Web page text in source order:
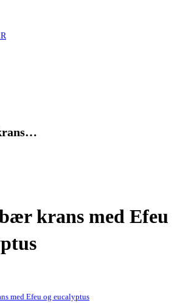
krans med Efeu
med Efeu og eucalyptus